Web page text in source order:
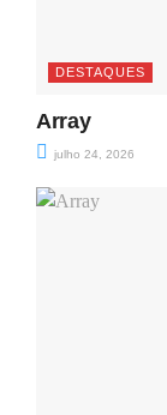
DESTAQUES
Array
julho 24, 2026